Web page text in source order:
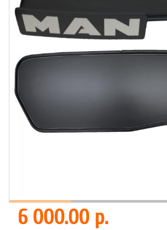
6 000.00 р.